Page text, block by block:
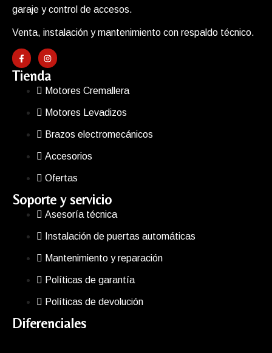
garaje y control de accesos.
Venta, instalación y mantenimiento con respaldo técnico.
Tienda
Motores Cremallera
Motores Levadizos
Brazos electromecánicos
Accesorios
Ofertas
Soporte y servicio
Asesoría técnica
Instalación de puertas automáticas
Mantenimiento y reparación
Políticas de garantía
Políticas de devolución
Diferenciales